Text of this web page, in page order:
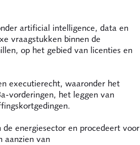
artificial intelligence, data en
vraagstukken binnen de
op het gebied van licenties en
executierecht, waaronder het
vorderingen, het leggen van
energiesector en procedeert voor
aanzien van